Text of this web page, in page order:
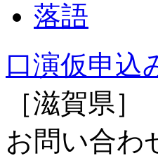
落語
口演仮申込
［滋賀県］
お問い合わ